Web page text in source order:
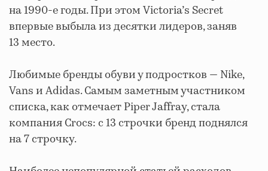
на 1990-е годы. При этом Victoria’s Secret
впервые выбыла из десятки лидеров, заняв
13 место.
Любимые бренды обуви у подростков — Nike,
Vans и Adidas. Самым заметным участником
списка, как отмечает Piper Jaffray, стала
компания Crocs: с 13 строчки бренд поднялся
на 7 строчку.